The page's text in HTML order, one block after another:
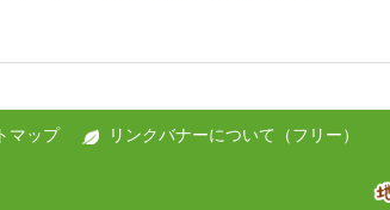
マップ リンクバナーについて（フリー）